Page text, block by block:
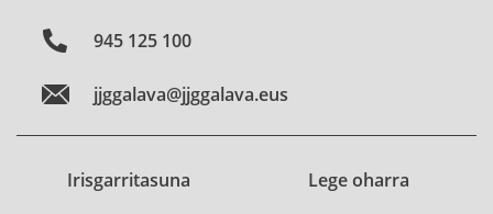
945 125 100
jjggalava@jjggalava.eus
Irisgarritasuna Lege oharra